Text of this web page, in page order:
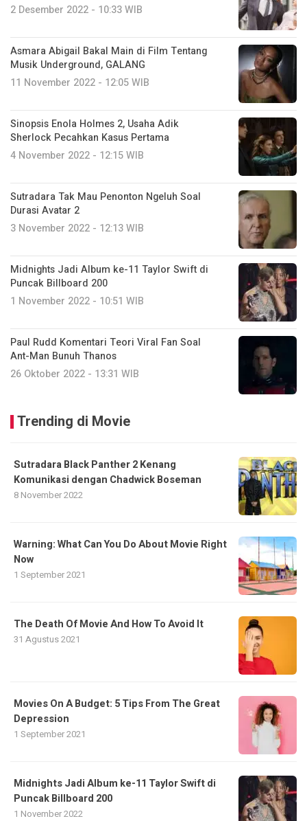
2 Desember 2022 - 10:33 WIB
Asmara Abigail Bakal Main di Film Tentang
Musik Underground, GALANG
11 November 2022 - 12:05 WIB
Sinopsis Enola Holmes 2, Usaha Adik
Sherlock Pecahkan Kasus Pertama
4 November 2022 - 12:15 WIB
Sutradara Tak Mau Penonton Ngeluh Soal
Durasi Avatar 2
3 November 2022 - 12:13 WIB
Midnights Jadi Album ke-11 Taylor Swift di
Puncak Billboard 200
1 November 2022 - 10:51 WIB
Paul Rudd Komentari Teori Viral Fan Soal
Ant-Man Bunuh Thanos
26 Oktober 2022 - 13:31 WIB
Trending di Movie
Sutradara Black Panther 2 Kenang
Komunikasi dengan Chadwick Boseman
8 November 2022
Warning: What Can You Do About Movie Right
Now
1 September 2021
The Death Of Movie And How To Avoid It
31 Agustus 2021
Movies On A Budget: 5 Tips From The Great
Depression
1 September 2021
Midnights Jadi Album ke-11 Taylor Swift di
Puncak Billboard 200
1 November 2022